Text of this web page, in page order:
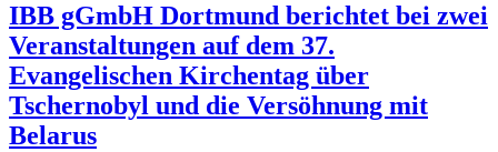
IBB gGmbH Dortmund berichtet bei zwei
Veranstaltungen auf dem 37.
Evangelischen Kirchentag über
Tschernobyl und die Versöhnung mit
Belarus